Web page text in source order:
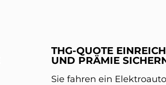
THG-QUOTE
UND PRÄMIE
Sie fahren ein